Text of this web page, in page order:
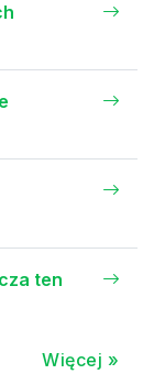
ten
Więcej »